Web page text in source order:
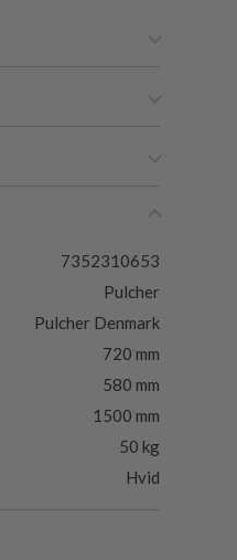
7352310653
Pulcher
Pulcher Denmark
720 mm
580 mm
1500 mm
50 kg
Hvid